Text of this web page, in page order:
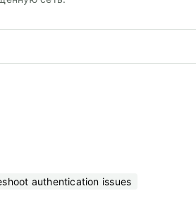
authentication issues